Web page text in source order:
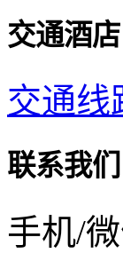
交通酒店
交通线
联系我们
手机/